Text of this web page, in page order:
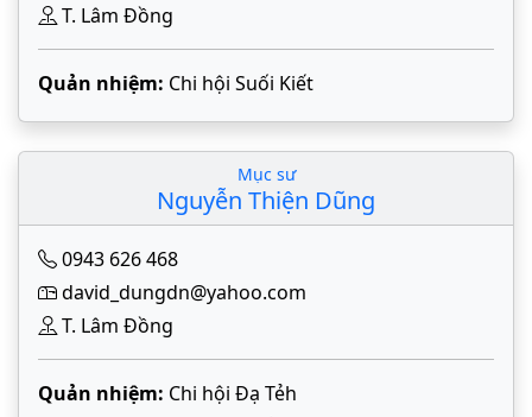
T. Lâm Đồng
Quản nhiệm: Chi hội Suối Kiết
Mục sư
Nguyễn Thiện Dũng
0943 626 468
david_dungdn@yahoo.com
T. Lâm Đồng
Quản nhiệm: Chi hội Đạ Tẻh